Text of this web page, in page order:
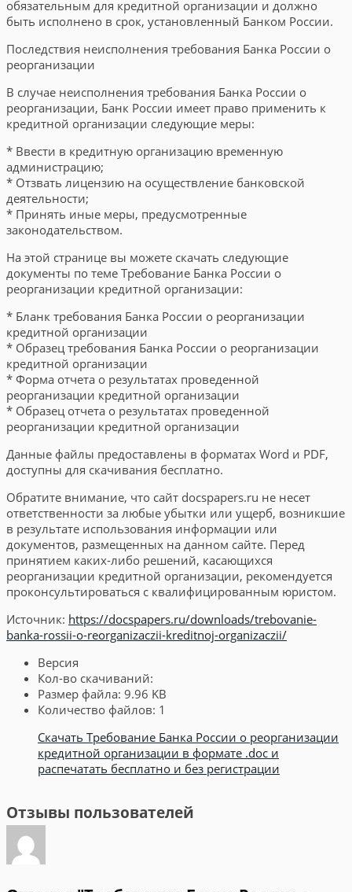
обязательным для кредитной организации и должно
быть исполнено в срок, установленный Банком России.
Последствия неисполнения требования Банка России о
реорганизации
В случае неисполнения требования Банка России о
реорганизации, Банк России имеет право применить к
кредитной организации следующие меры:
* Ввести в кредитную организацию временную
администрацию;
* Отзвать лицензию на осуществление банковской
деятельности;
* Принять иные меры, предусмотренные
законодательством.
На этой странице вы можете скачать следующие
документы по теме Требование Банка России о
реорганизации кредитной организации:
* Бланк требования Банка России о реорганизации
кредитной организации
* Образец требования Банка России о реорганизации
кредитной организации
* Форма отчета о результатах проведенной
реорганизации кредитной организации
* Образец отчета о результатах проведенной
реорганизации кредитной организации
Данные файлы предоставлены в форматах Word и PDF,
доступны для скачивания бесплатно.
Обратите внимание, что сайт docspapers.ru не несет
ответственности за любые убытки или ущерб, возникшие
в результате использования информации или
документов, размещенных на данном сайте. Перед
принятием каких-либо решений, касающихся
реорганизации кредитной организации, рекомендуется
проконсультироваться с квалифицированным юристом.
Источник: https://docspapers.ru/downloads/trebovanie-
banka-rossii-o-reorganizaczii-kreditnoj-organizaczii/
Версия
Кол-во скачиваний:
Размер файла: 9.96 KB
Количество файлов: 1
Скачать Требование Банка России о реорганизации
кредитной организации в формате .doc и
распечатать бесплатно и без регистрации
Отзывы пользователей